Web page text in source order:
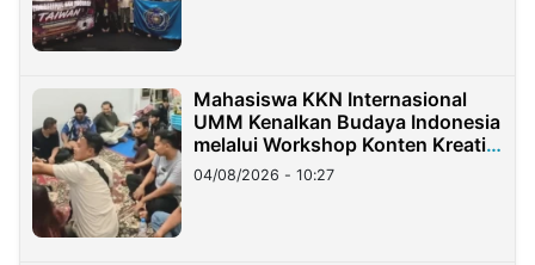
Mahasiswa KKN Internasional
UMM Kenalkan Budaya Indonesia
melalui Workshop Konten Kreatif
di Taiwan
04/08/2026 - 10:27